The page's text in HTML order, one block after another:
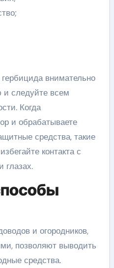
внимательно
и следуйте всем
Когда
и обрабатываете
средства, такие
контакта с
глазах.
и огородников,
позволяют выводить
средства.